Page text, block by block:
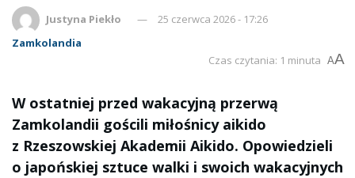
Justyna Piekło
25 czerwca 2026 - 17:26
Zamkolandia
Czas czytania: 1 minuta AA
W ostatniej przed wakacyjną przerwą
Zamkolandii gościli miłośnicy aikido
z Rzeszowskiej Akademii Aikido. Opowiedzieli
o japońskiej sztuce walki i swoich wakacyjnych